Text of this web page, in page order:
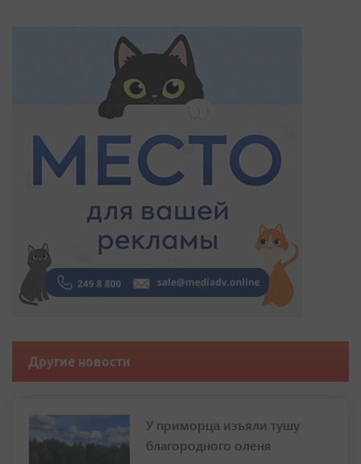
Другие новости
У приморца изъяли тушу
благородного оленя